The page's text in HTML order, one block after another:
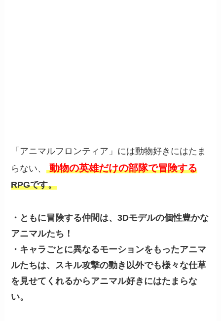
「アニマルフロンティア」には動物好きにはたま
らない、動物の英雄だけの部隊で冒険する
RPGです。
・ともに冒険する仲間は、3Dモデルの個性豊かな
アニマルたち！
・キャラごとに異なるモーションをもったアニマ
ルたちは、スキル攻撃の動き以外でも様々な仕草
を見せてくれるからアニマル好きにはたまらな
い。